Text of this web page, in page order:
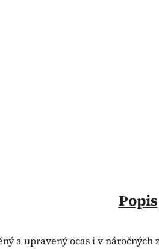
Popis
a upravený ocas i v